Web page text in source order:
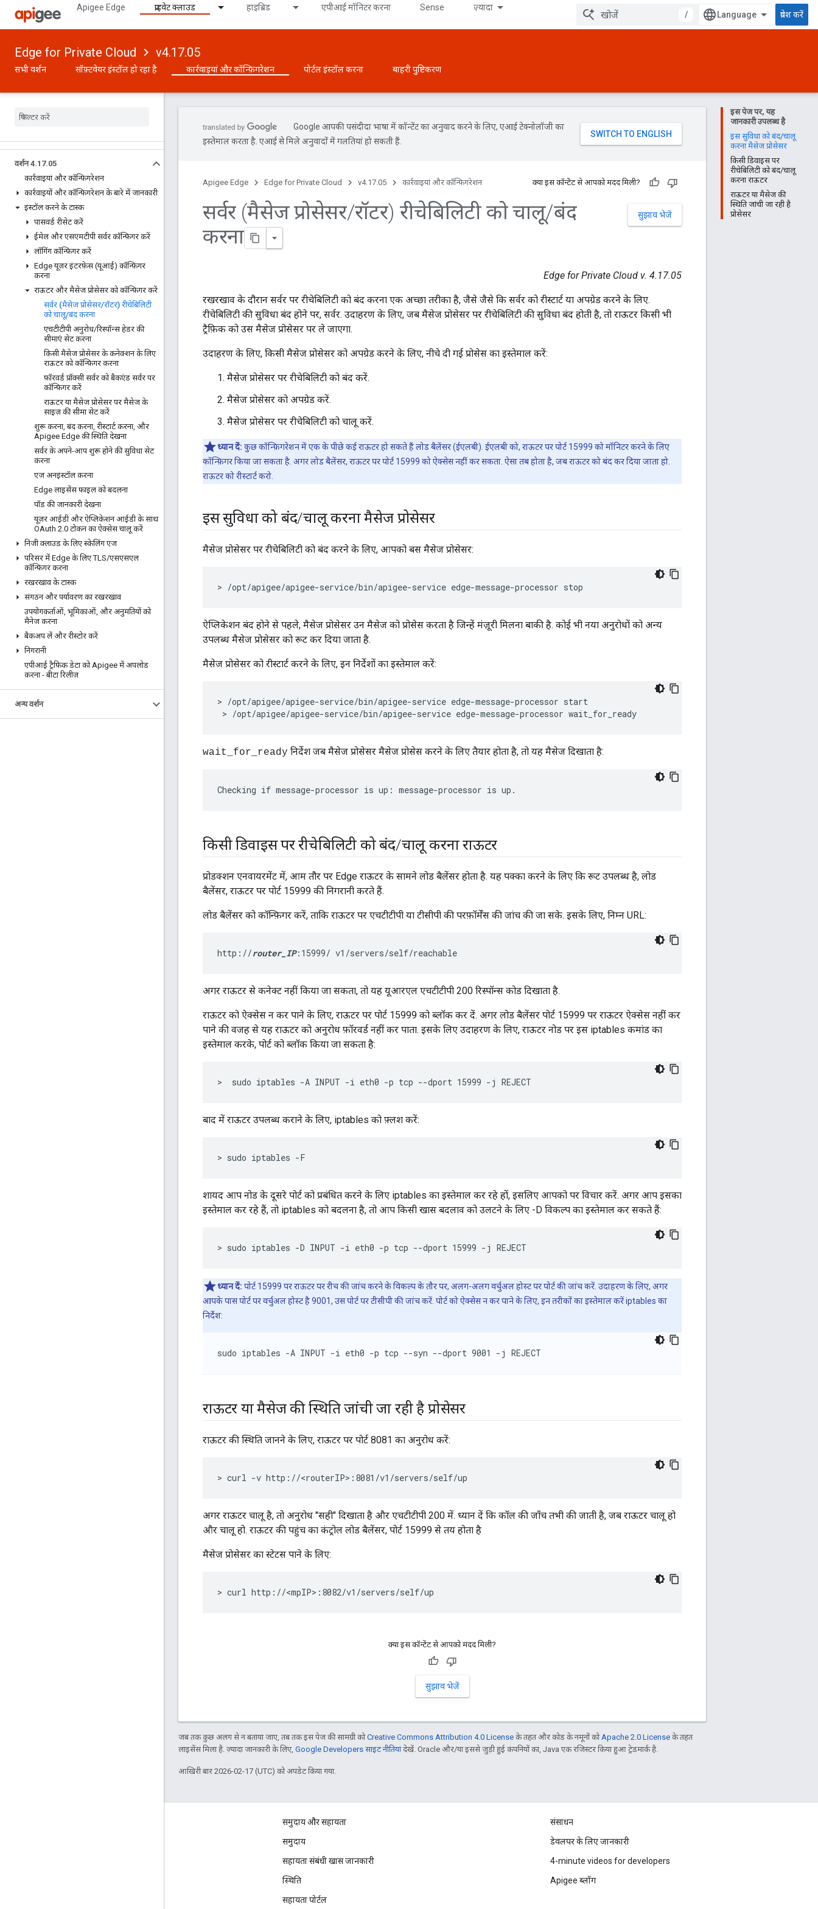
Apigee Edge प्राइवेट क्लाउड हाइब्रिड एपीआई मॉनिटर करना Sense ज़्यादा
/ प्रवेश करें
Edge for Private Cloud v4.17.05
सभी वर्शन सॉफ़्टवेयर इंस्टॉल हो रहा है कार्रवाइयां और कॉन्फ़िगरेशन पोर्टल इंस्टॉल करना बाहरी पुष्टिकरण
वर्शन 4.17.05
कार्रवाइयां और कॉन्फ़िगरेशन
कार्रवाइयों और कॉन्फ़िगरेशन के बारे में जानकारी
इंस्टॉल करने के टास्क
पासवर्ड रीसेट करें
ईमेल और एसएमटीपी सर्वर कॉन्फ़िगर करें
लॉगिंग कॉन्फ़िगर करें
Edge यूज़र इंटरफ़ेस (यूआई) कॉन्फ़िगर
करना
राऊटर और मैसेज प्रोसेसर को कॉन्फ़िगर करें
सर्वर (मैसेज प्रोसेसर/रॉटर) रीचेबिलिटी
को चालू/बंद करना
एचटीटीपी अनुरोध/रिस्पॉन्स हेडर की
सीमाएं सेट करना
किसी मैसेज प्रोसेसर के कनेक्शन के लिए
राऊटर को कॉन्फ़िगर करना
फ़ॉरवर्ड प्रॉक्सी सर्वर को बैकएंड सर्वर पर
कॉन्फ़िगर करें
राऊटर या मैसेज प्रोसेसर पर मैसेज के
साइज़ की सीमा सेट करें
शुरू करना, बंद करना, रीस्टार्ट करना, और
Apigee Edge की स्थिति देखना
सर्वर के अपने-आप शुरू होने की सुविधा सेट
करना
एज अनइंस्टॉल करना
Edge लाइसेंस फ़ाइल को बदलना
पॉड की जानकारी देखना
यूज़र आईडी और ऐप्लिकेशन आईडी के साथ
OAuth 2.0 टोकन का ऐक्सेस चालू करें
निजी क्लाउड के लिए स्केलिंग एज
परिसर में Edge के लिए TLS/एसएसएल
कॉन्फ़िगर करना
रखरखाव के टास्क
संगठन और पर्यावरण का रखरखाव
उपयोगकर्ताओं, भूमिकाओं, और अनुमतियों को
मैनेज करना
बैकअप लें और रीस्टोर करें
निगरानी
एपीआई ट्रैफ़िक डेटा को Apigee में अपलोड
करना - बीटा रिलीज़
अन्य वर्शन
इस पेज पर, यह
जानकारी उपलब्ध है
इस सुविधा को बंद/चालू
करना मैसेज प्रोसेसर
किसी डिवाइस पर
रीचेबिलिटी को बंद/चालू
करना राऊटर
राऊटर या मैसेज की
स्थिति जांची जा रही है
प्रोसेसर
Google आपकी पसंदीदा भाषा में कॉन्टेंट का अनुवाद करने के लिए, एआई टेक्नोलॉजी का
इस्तेमाल करता है. एआई से मिले अनुवादों में गलतियां हो सकती हैं.
Apigee Edge Edge for Private Cloud v4.17.05 कार्रवाइयां और कॉन्फ़िगरेशन क्या इस कॉन्टेंट से आपको मदद मिली?
सुझाव भेजें
सर्वर (मैसेज प्रोसेसर/रॉटर) रीचेबिलिटी को चालू/बंद
करना
Edge for Private Cloud v. 4.17.05
रखरखाव के दौरान सर्वर पर रीचेबिलिटी को बंद करना एक अच्छा तरीका है, जैसे जैसे कि सर्वर को रीस्टार्ट या अपग्रेड करने के लिए.
रीचेबिलिटी की सुविधा बंद होने पर, सर्वर. उदाहरण के लिए, जब मैसेज प्रोसेसर पर रीचेबिलिटी की सुविधा बंद होती है, तो राऊटर किसी भी
ट्रैफ़िक को उस मैसेज प्रोसेसर पर ले जाएगा.
उदाहरण के लिए, किसी मैसेज प्रोसेसर को अपग्रेड करने के लिए, नीचे दी गई प्रोसेस का इस्तेमाल करें:
मैसेज प्रोसेसर पर रीचेबिलिटी को बंद करें.
मैसेज प्रोसेसर को अपग्रेड करें.
मैसेज प्रोसेसर पर रीचेबिलिटी को चालू करें.
ध्यान दें: कुछ कॉन्फ़िगरेशन में एक के पीछे कई राऊटर हो सकते हैं लोड बैलेंसर (ईएलबी). ईएलबी को, राऊटर पर पोर्ट 15999 को मॉनिटर करने के लिए
कॉन्फ़िगर किया जा सकता है. अगर लोड बैलेंसर, राऊटर पर पोर्ट 15999 को ऐक्सेस नहीं कर सकता. ऐसा तब होता है, जब राऊटर को बंद कर दिया जाता हो.
राऊटर को रीस्टार्ट करो.
इस सुविधा को बंद/चालू करना मैसेज प्रोसेसर
मैसेज प्रोसेसर पर रीचेबिलिटी को बंद करने के लिए, आपको बस मैसेज प्रोसेसर:
> /opt/apigee/apigee-service/bin/apigee-service edge-message-processor stop
ऐप्लिकेशन बंद होने से पहले, मैसेज प्रोसेसर उन मैसेज को प्रोसेस करता है जिन्हें मंज़ूरी मिलना बाकी है. कोई भी नया अनुरोधों को अन्य
उपलब्ध मैसेज प्रोसेसर को रूट कर दिया जाता है.
मैसेज प्रोसेसर को रीस्टार्ट करने के लिए, इन निर्देशों का इस्तेमाल करें:
> /opt/apigee/apigee-service/bin/apigee-service edge-message-processor start
> /opt/apigee/apigee-service/bin/apigee-service edge-message-processor wait_for_ready
wait_for_ready निर्देश जब मैसेज प्रोसेसर मैसेज प्रोसेस करने के लिए तैयार होता है, तो यह मैसेज दिखाता है:
Checking if message-processor is up: message-processor is up.
किसी डिवाइस पर रीचेबिलिटी को बंद/चालू करना राऊटर
प्रोडक्शन एनवायरमेंट में, आम तौर पर Edge राऊटर के सामने लोड बैलेंसर होता है. यह पक्का करने के लिए कि रूट उपलब्ध है, लोड
बैलेंसर, राऊटर पर पोर्ट 15999 की निगरानी करते हैं.
लोड बैलेंसर को कॉन्फ़िगर करें, ताकि राऊटर पर एचटीटीपी या टीसीपी की परफ़ॉर्मेंस की जांच की जा सके. इसके लिए, निम्न URL:
http://router_IP:15999/ v1/servers/self/reachable
अगर राऊटर से कनेक्ट नहीं किया जा सकता, तो यह यूआरएल एचटीटीपी 200 रिस्पॉन्स कोड दिखाता है.
राऊटर को ऐक्सेस न कर पाने के लिए, राऊटर पर पोर्ट 15999 को ब्लॉक कर दें. अगर लोड बैलेंसर पोर्ट 15999 पर राऊटर ऐक्सेस नहीं कर
पाने की वजह से यह राऊटर को अनुरोध फ़ॉरवर्ड नहीं कर पाता. इसके लिए उदाहरण के लिए, राऊटर नोड पर इस iptables कमांड का
इस्तेमाल करके, पोर्ट को ब्लॉक किया जा सकता है:
>  sudo iptables -A INPUT -i eth0 -p tcp --dport 15999 -j REJECT
बाद में राऊटर उपलब्ध कराने के लिए, iptables को फ़्लश करें:
> sudo iptables -F
शायद आप नोड के दूसरे पोर्ट को प्रबंधित करने के लिए iptables का इस्तेमाल कर रहे हों, इसलिए आपको पर विचार करें. अगर आप इसका
इस्तेमाल कर रहे हैं, तो iptables को बदलना है, तो आप किसी खास बदलाव को उलटने के लिए -D विकल्प का इस्तेमाल कर सकते हैं:
> sudo iptables -D INPUT -i eth0 -p tcp --dport 15999 -j REJECT
ध्यान दें: पोर्ट 15999 पर राऊटर पर रीच की जांच करने के विकल्प के तौर पर, अलग-अलग वर्चुअल होस्ट पर पोर्ट की जांच करें. उदाहरण के लिए, अगर
आपके पास पोर्ट पर वर्चुअल होस्ट है 9001, उस पोर्ट पर टीसीपी की जांच करें. पोर्ट को ऐक्सेस न कर पाने के लिए, इन तरीकों का इस्तेमाल करें iptables का
निर्देश:
sudo iptables -A INPUT -i eth0 -p tcp --syn --dport 9001 -j REJECT
राऊटर या मैसेज की स्थिति जांची जा रही है प्रोसेसर
राऊटर की स्थिति जानने के लिए, राऊटर पर पोर्ट 8081 का अनुरोध करें:
> curl -v http://<routerIP>:8081/v1/servers/self/up
अगर राऊटर चालू है, तो अनुरोध "सही" दिखाता है और एचटीटीपी 200 में. ध्यान दें कि कॉल की जाँच तभी की जाती है, जब राऊटर चालू हो
और चालू हो. राऊटर की पहुंच का कंट्रोल लोड बैलेंसर, पोर्ट 15999 से तय होता है
मैसेज प्रोसेसर का स्टेटस पाने के लिए:
> curl http://<mpIP>:8082/v1/servers/self/up
क्या इस कॉन्टेंट से आपको मदद मिली?
सुझाव भेजें
जब तक कुछ अलग से न बताया जाए, तब तक इस पेज की सामग्री कोCreative Commons Attribution 4.0 License के तहत और कोड के नमूनों कोApache 2.0 License के तहत
लाइसेंस मिला है. ज़्यादा जानकारी के लिए, Google Developers साइट नीतियांदेखें. Oracle और/या इससे जुड़ी हुई कंपनियों का, Java एक रजिस्टर किया हुआ ट्रेडमार्क है.
आखिरी बार 2026-02-17 (UTC) को अपडेट किया गया.
समुदाय और सहायता
समुदाय
सहायता संबंधी खास जानकारी
स्थिति
सहायता पोर्टल
संसाधन
डेवलपर के लिए जानकारी
4-minute videos for developers
Apigee ब्लॉग